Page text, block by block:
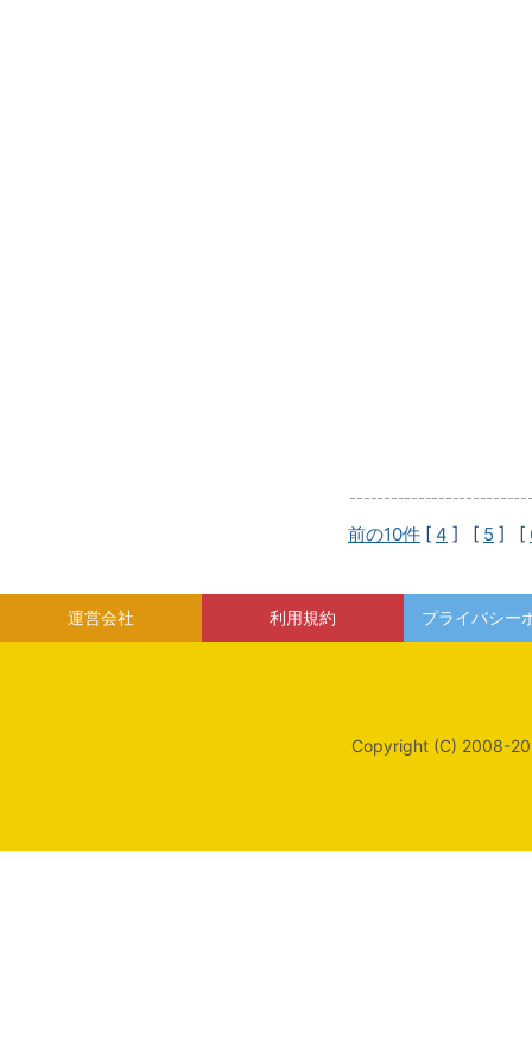
前の10件 [ 4 ] [ 5 ] [
運営会社 利用規約 プライバシー
Copyright (C) 2008-